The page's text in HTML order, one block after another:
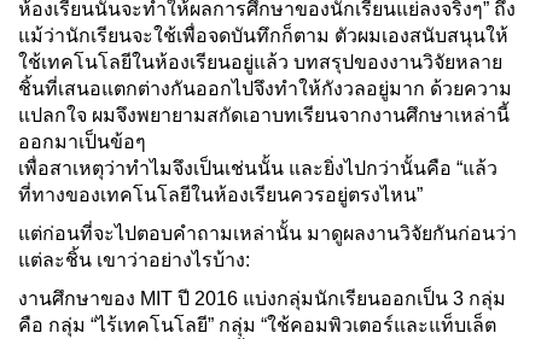
ห้องเรียนนั้นจะทำให้ผลการศึกษาของนักเรียนแย่ลงจริงๆ” ถึง
แม้ว่านักเรียนจะใช้เพื่อจดบันทึกก็ตาม ตัวผมเองสนับสนุนให้
ใช้เทคโนโลยีในห้องเรียนอยู่แล้ว บทสรุปของงานวิจัยหลาย
ชิ้นที่เสนอแตกต่างกันออกไปจึงทำให้กังวลอยู่มาก ด้วยความ
แปลกใจ ผมจึงพยายามสกัดเอาบทเรียนจากงานศึกษาเหล่านี้
ออกมาเป็นข้อๆ
เพื่อสาเหตุว่าทำไมจึงเป็นเช่นนั้น และยิ่งไปกว่านั้นคือ “แล้ว
ที่ทางของเทคโนโลยีในห้องเรียนควรอยู่ตรงไหน”
แต่ก่อนที่จะไปตอบคำถามเหล่านั้น มาดูผลงานวิจัยกันก่อนว่า
แต่ละชิ้น เขาว่าอย่างไรบ้าง:
งานศึกษาของ MIT ปี 2016 แบ่งกลุ่มนักเรียนออกเป็น 3 กลุ่ม
คือ กลุ่ม “ไร้เทคโนโลยี” กลุ่ม “ใช้คอมพิวเตอร์และแท็บเล็ต